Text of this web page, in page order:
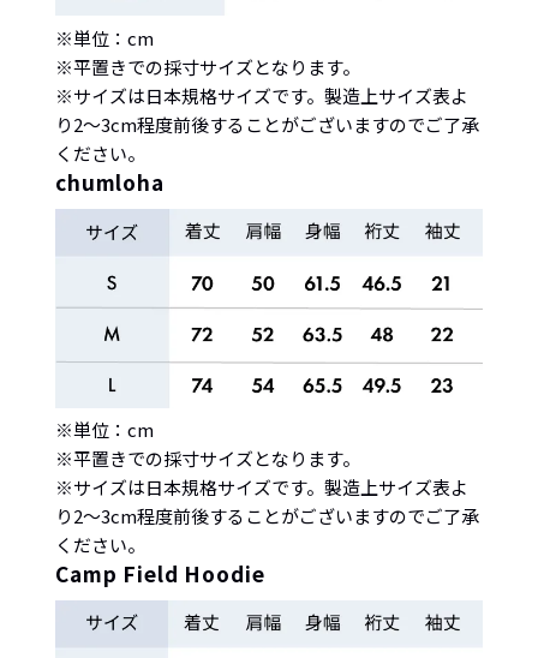
※単位：cm
※平置きでの採寸サイズとなります。
※サイズは日本規格サイズです。製造上サイズ表よ
り2〜3cm程度前後することがございますのでご了承
ください。
chumloha
※単位：cm
※平置きでの採寸サイズとなります。
※サイズは日本規格サイズです。製造上サイズ表よ
り2〜3cm程度前後することがございますのでご了承
ください。
Camp Field Hoodie